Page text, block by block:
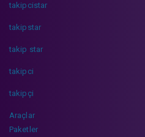
takipcistar
takipstar
takip star
takipci
takipçi
Araçlar
Paketler